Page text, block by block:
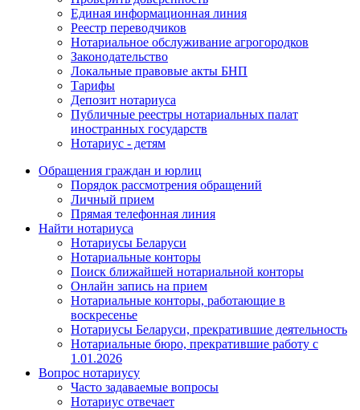
Единая информационная линия
Реестр переводчиков
Нотариальное обслуживание агрогородков
Законодательство
Локальные правовые акты БНП
Тарифы
Депозит нотариуса
Публичные реестры нотариальных палат
иностранных государств
Нотариус - детям
Обращения граждан и юрлиц
Порядок рассмотрения обращений
Личный прием
Прямая телефонная линия
Найти нотариуса
Нотариусы Беларуси
Нотариальные конторы
Поиск ближайшей нотариальной конторы
Онлайн запись на прием
Нотариальные конторы, работающие в
воскресенье
Нотариусы Беларуси, прекратившие деятельность
Нотариальные бюро, прекратившие работу с
1.01.2026
Вопрос нотариусу
Часто задаваемые вопросы
Нотариус отвечает